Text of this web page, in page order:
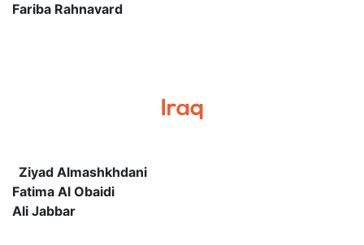
Fariba Rahnavard
Iraq
Ziyad Almashkhdani
Fatima Al Obaidi
Ali Jabbar